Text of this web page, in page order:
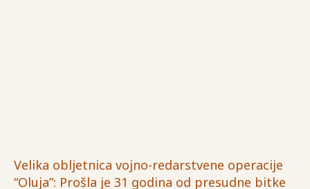
Velika obljetnica vojno-redarstvene operacije
“Oluja”: Prošla je 31 godina od presudne bitke